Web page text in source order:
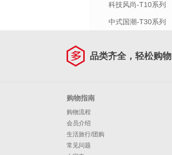
科技风尚-T10系列
中式国潮-T30系列
品类齐全，轻松购物
购物指南
购物流程
会员介绍
生活旅行/团购
常见问题